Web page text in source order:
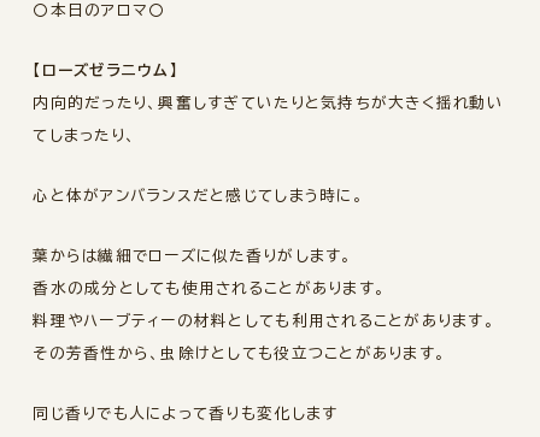
〇本日のアロマ〇
【ローズゼラニウム】
内向的だったり、興奮しすぎていたりと気持ちが大きく揺れ動い
てしまったり、
心と体がアンバランスだと感じてしまう時に。
葉からは繊細でローズに似た香りがします。
香水の成分としても使用されることがあります。
料理やハーブティーの材料としても利用されることがあります。
その芳香性から、虫除けとしても役立つことがあります。
同じ香りでも人によって香りも変化します